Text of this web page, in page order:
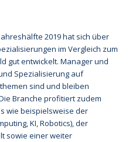
2019 hat sich über
im Vergleich zum
gut entwickelt. Manager und
Spezialisierung auf
sind und bleiben
Branche profitiert zudem
wie beispielsweise der
KI, Robotics), der
sowie einer weiter